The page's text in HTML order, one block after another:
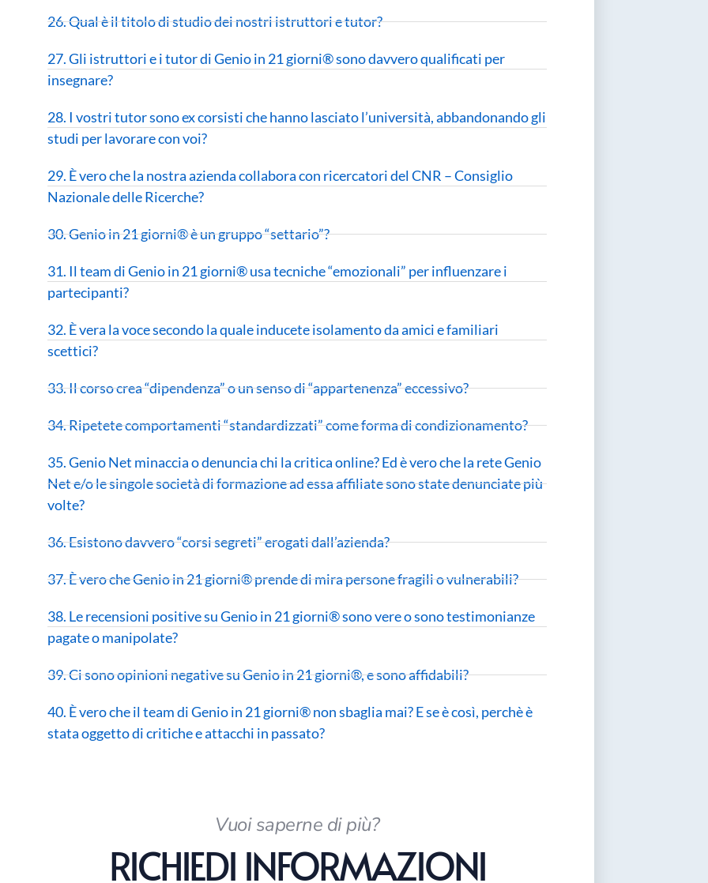
26. Qual è il titolo di studio dei nostri istruttori e tutor?
27. Gli istruttori e i tutor di Genio in 21 giorni® sono davvero qualificati per
insegnare?
28. I vostri tutor sono ex corsisti che hanno lasciato l’università, abbandonando gli
studi per lavorare con voi?
29. È vero che la nostra azienda collabora con ricercatori del CNR – Consiglio
Nazionale delle Ricerche?
30. Genio in 21 giorni® è un gruppo “settario”?
31. Il team di Genio in 21 giorni® usa tecniche “emozionali” per influenzare i
partecipanti?
32. È vera la voce secondo la quale inducete isolamento da amici e familiari
scettici?
33. Il corso crea “dipendenza” o un senso di “appartenenza” eccessivo?
34. Ripetete comportamenti “standardizzati” come forma di condizionamento?
35. Genio Net minaccia o denuncia chi la critica online? Ed è vero che la rete Genio
Net e/o le singole società di formazione ad essa affiliate sono state denunciate più
volte?
36. Esistono davvero “corsi segreti” erogati dall’azienda?
37. È vero che Genio in 21 giorni® prende di mira persone fragili o vulnerabili?
38. Le recensioni positive su Genio in 21 giorni® sono vere o sono testimonianze
pagate o manipolate?
39. Ci sono opinioni negative su Genio in 21 giorni®, e sono affidabili?
40. È vero che il team di Genio in 21 giorni® non sbaglia mai? E se è così, perchè è
stata oggetto di critiche e attacchi in passato?
Vuoi saperne di più?
RICHIEDI INFORMAZIONI